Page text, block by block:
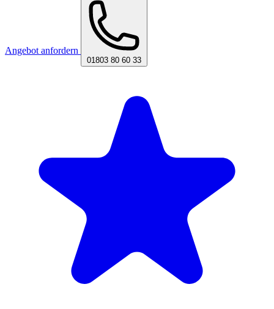
Angebot anfordern
01803 80 60 33